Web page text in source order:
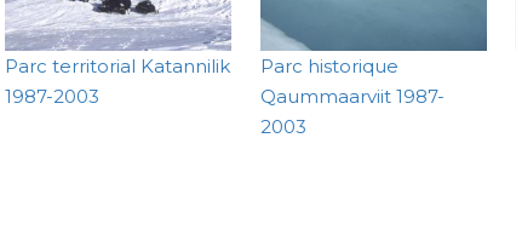
Parc territorial Katannilik
1987-2003
Parc historique
Qaummaarviit 1987-
2003